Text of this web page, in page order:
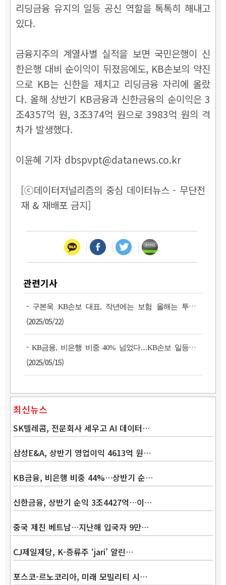
리딩금융 유지의 일등 공신 역할을 톡톡히 해내고
있다.
금융지주의 계열사별 실적을 보면 국민은행이 신
한은행 대비 순이익이 뒤졌음에도, KB손보의 약진
으로 KB는 신한을 제치고 리딩금융 자리에 올랐
다. 올해 상반기 KB금융과 신한금융의 순이익은 3
조4357억 원, 3조374억 원으로 3983억 원의 격
차가 발생했다.
이윤혜 기자 dbspvpt@datanews.co.kr
[ⓒ데이터저널리즘의 중심 데이터뉴스 - 무단전
재 & 재배포 금지]
관련기사
- 구본욱 KB손보 대표, 작년에는 보험 올해는 투자로
(2025/05/22)
- KB금융, 비은행 비중 40% 넘었다…KB손보 일등공신
(2025/05/15)
최신뉴스
SK텔레콤, 전문회사 세우고 AI 데이터…
삼성E&A, 상반기 영업이익 4613억 원…
KB금융, 비은행 비중 44%…상반기 순…
신한금융, 상반기 순익 3조4427억…이…
중국 제친 베트남…지난해 입국자 9만…
CJ제일제당, K-증류주 ‘jari’ 알린…
포스코-르노코리아, 미래 모빌리티 시…